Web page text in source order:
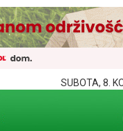
SUBOTA, 8.